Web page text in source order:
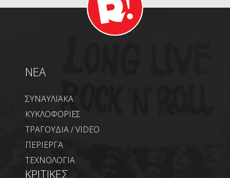
NEA
ΣΥΝΑΥΛΙΑΚΑ
ΚΥΚΛΟΦΟΡΙΕΣ
ΤΡΑΓΟΥΔΙΑ / VIDEO
ΠΕΡΙΕΡΓΑ
ΤΕΧΝΟΛΟΓΙΑ
ΚΡΙΤΙΚΕΣ